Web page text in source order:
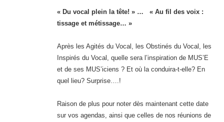
« Du vocal plein la tête! » … « Au fil des voix :
tissage et métissage… »
Après les Agités du Vocal, les Obstinés du Vocal, les
Inspirés du Vocal, quelle sera l’inspiration de MUS’E
et de ses MUS’iciens ? Et où la conduira-t-elle? En
quel lieu? Surprise….!
Raison de plus pour noter dès maintenant cette date
sur vos agendas, ainsi que celles de nos réunions de